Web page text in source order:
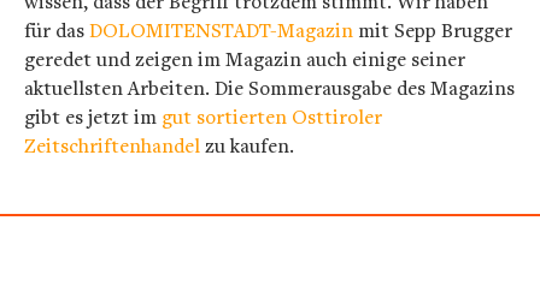
für dasDOLOMITENSTADT-Magazin mit Sepp Brugger
geredet und zeigen im Magazin auch einige seiner
aktuellsten Arbeiten. Die Sommerausgabe des Magazins
gibt es jetzt im gut sortierten Osttiroler
Zeitschriftenhandelzu kaufen.